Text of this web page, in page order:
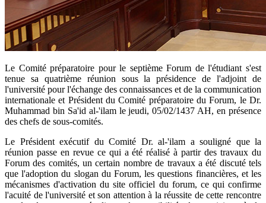
​Le Comité préparatoire pour le septième Forum de l'étudiant s'est
tenue sa quatrième réunion sous la présidence de l'adjoint de
l'université pour l'échange des connaissances et de la communication
internationale et Président du Comité préparatoire du Forum, le Dr.
Muhammad bin Sa'id al-'ilam le jeudi, 05/02/1437 AH, en présence
des chefs de sous-comités.
Le Président exécutif du Comité Dr. al-'ilam a souligné que la
réunion passe en revue ce qui a été réalisé à partir des travaux du
Forum des comités, un certain nombre de travaux a été discuté tels
que l'adoption du slogan du Forum, les questions financières, et les
mécanismes d'activation du site officiel du forum, ce qui confirme
l'acuité de l'université et son attention à la réussite de cette rencontre